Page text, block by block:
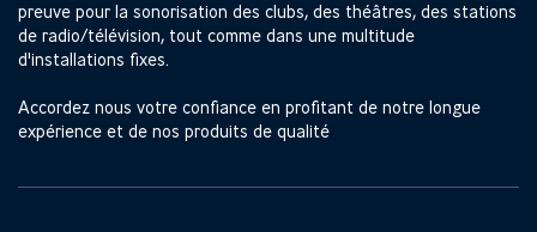
preuve pour la sonorisation des clubs, des théâtres, des stations
de radio/télévision, tout comme dans une multitude
d'installations fixes.
Accordez nous votre confiance en profitant de notre longue
expérience et de nos produits de qualité